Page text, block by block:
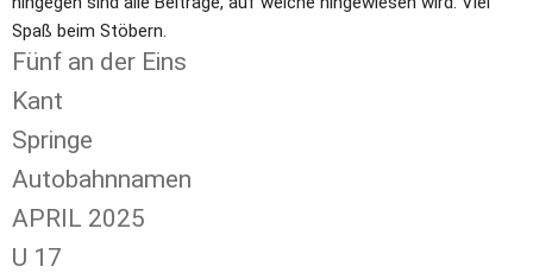
Spaß beim Stöbern.
Fünf an der Eins
Kant
Springe
Autobahnnamen
APRIL 2025
U 17